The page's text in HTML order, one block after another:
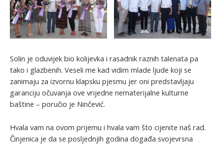
Solin je oduvijek bio kolijevka i rasadnik raznih talenata pa
tako i glazbenih. Veseli me kad vidim mlade ljude koji se
zanimaju za izvornu klapsku pjesmu jer oni predstavljaju
garanciju očuvanja ove vrijedne nematerijalne kulturne
baštine – poručio je Ninčević.
Hvala vam na ovom prijemu i hvala vam što cijenite naš rad.
Činjenica je da se posljednjih godina događa svojevrsna